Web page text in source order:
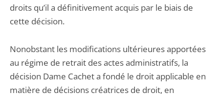
droits qu’il a définitivement acquis par le biais de
cette décision.
Nonobstant les modifications ultérieures apportées
au régime de retrait des actes administratifs, la
décision Dame Cachet a fondé le droit applicable en
matière de décisions créatrices de droit, en